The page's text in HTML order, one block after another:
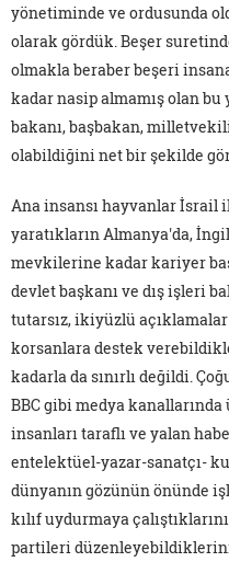
yönetiminde ve ordusunda
olarak gördük. Beşer
olmakla beraber beşeri
kadar nasip almamış olan
bakanı, başbakan,
olabildiğini net bir şekilde
Ana insansı hayvanlar İsrail
yaratıkların Almanya'da,
mevkilerine kadar kariyer
devlet başkanı ve dış işleri
tutarsız, ikiyüzlü
korsanlara destek
kadarla da sınırlı değildi.
BBC gibi medya
insanları taraflı ve yalan
entelektüel-yazar-sanatçı-
dünyanın gözünün önünde
kılıf uydurmaya
partileri düzenleyebildiklerini